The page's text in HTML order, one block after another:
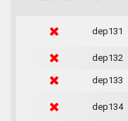
dep131
dep132
dep133
dep134